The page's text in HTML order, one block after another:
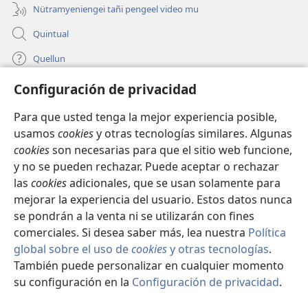
Configuración de privacidad
Para que usted tenga la mejor experiencia posible,
usamos cookiesy otras tecnologías similares. Algunas
cookiesson necesarias para que el sitio web funcione,
y no se pueden rechazar. Puede aceptar o rechazar
las cookiesadicionales, que se usan solamente para
mejorar la experiencia del usuario. Estos datos nunca
se pondrán a la venta ni se utilizarán con fines
comerciales. Si desea saber más, lea nuestra Política
global sobre el uso decookiesy otras tecnologías.
También puede personalizar en cualquier momento
su configuración en la Configuración de privacidad.
Nütramyeniengei tañi pengeel video mu
Quintual
Quellun
Tami quelluntucuquem plata mu
quiñe
hue
pestaña
mu)
INTERNET MÜLEYECHI LIFRU Watchtower™
(peafiel
quiñe
hue
pestaña
mu)
JW Hub
(peafiel
quiñe
hue
pestaña
mu)
JW Library ®
Copyright© 2026 Watch Tower Bible and Tract Society of Pennsylvania.
CONDICIONES DE USO| POLÍTICA DE PRIVACIDAD
|
CONFIGURACIÓN DE PRIVACIDAD